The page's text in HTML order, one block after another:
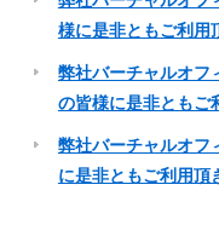
様に是非ともご利用
弊社バーチャルオフ
の皆様に是非ともご
弊社バーチャルオフ
に是非ともご利用頂